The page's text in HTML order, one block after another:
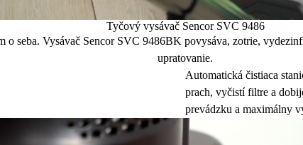
Tyčový vysávač Sencor SVC 9486
o seba. Vysávač Sencor SVC 9486BK povysáva, zotrie,
upratovanie.
Automatická čistiaca
prach, vyčistí filtre a
prevádzku a maximálny